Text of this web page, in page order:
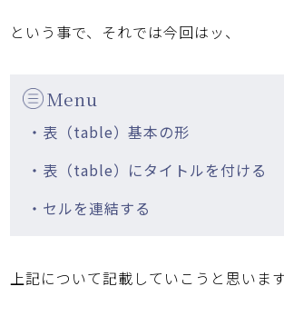
という事で、それでは今回はッ、
Menu
・表（table）基本の形
・表（table）にタイトルを付ける
・セルを連結する
上記について記載していこうと思います